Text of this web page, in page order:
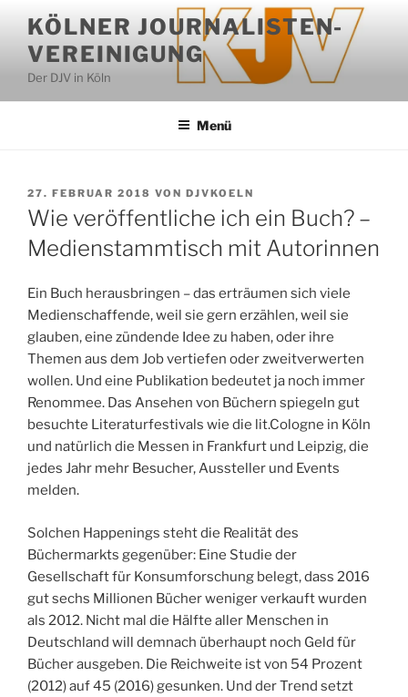
Inhalt
springen
KÖLNER JOURNALISTEN-
VEREINIGUNG
Der DJV in Köln
Menü
VERÖFFENTLICHT
AM
27. FEBRUAR 2018 VON DJVKOELN
Wie veröffentliche ich ein Buch? –
Medienstammtisch mit Autorinnen
Ein Buch herausbringen – das erträumen sich viele
Medienschaffende, weil sie gern erzählen, weil sie
glauben, eine zündende Idee zu haben, oder ihre
Themen aus dem Job vertiefen oder zweitverwerten
wollen. Und eine Publikation bedeutet ja noch immer
Renommee. Das Ansehen von ­Büchern spiegeln gut
besuchte Literaturfestivals wie die lit.Cologne in Köln
und natürlich die Messen in Frankfurt und Leipzig, die
jedes Jahr mehr Besucher, Aussteller und Events
melden.
Solchen Happenings steht die Realität des
Büchermarkts gegenüber: Eine Studie der
Gesellschaft für Konsumforschung belegt, dass 2016
gut sechs Millionen Bücher weniger verkauft wurden
als 2012. Nicht mal die Hälfte aller Menschen in
Deutschland will demnach überhaupt noch Geld für
Bücher ausgeben. Die Reichweite ist von 54 Prozent
(2012) auf 45 (2016) gesunken. Und der Trend setzt